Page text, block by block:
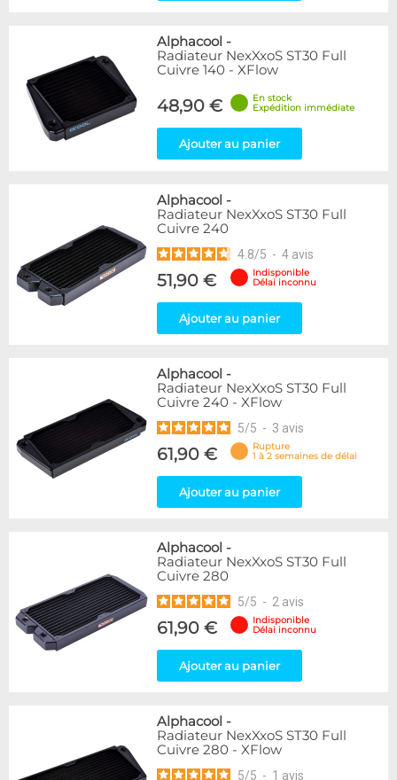
Alphacool -
Radiateur NexXxoS ST30 Full
Cuivre 140 - XFlow
48,90 €
En stock
Expédition immédiate
Ajouter au panier
Alphacool -
Radiateur NexXxoS ST30 Full
Cuivre 240
4.8/5 - 4 avis
51,90 €
Indisponible
Délai inconnu
Ajouter au panier
Alphacool -
Radiateur NexXxoS ST30 Full
Cuivre 240 - XFlow
5/5 - 3 avis
61,90 €
Rupture
1 à 2 semaines de délai
Ajouter au panier
Alphacool -
Radiateur NexXxoS ST30 Full
Cuivre 280
5/5 - 2 avis
61,90 €
Indisponible
Délai inconnu
Ajouter au panier
Alphacool -
Radiateur NexXxoS ST30 Full
Cuivre 280 - XFlow
5/5 - 1 avis